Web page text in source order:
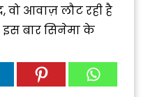
वो आवाज़ लौट रही है
बार सिनेमा के